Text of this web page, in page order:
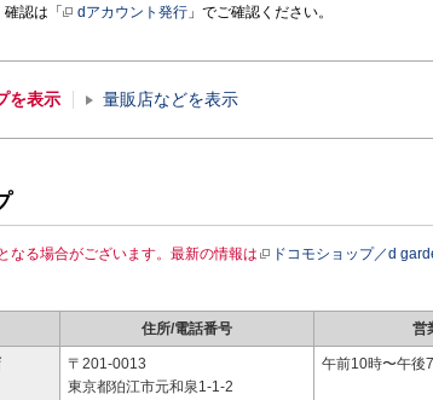
認は「
dアカウント発行 」でご確認ください。
を表示 量販店などを表示
なる場合がございます。最新の情報は ドコモショップ／d
住所/電話番号 営
〒201-0013
東京都狛江市元和泉1-1-2
午前10時〜午後